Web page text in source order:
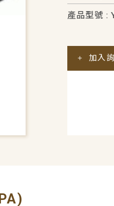
產品型號 :
加入